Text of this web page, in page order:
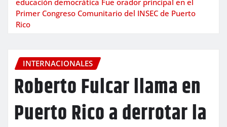
Primer Congreso Comunitario del INSEC de Puerto
Rico
INTERNACIONALES
Roberto Fulcar llama en
Puerto Rico a derrotar la